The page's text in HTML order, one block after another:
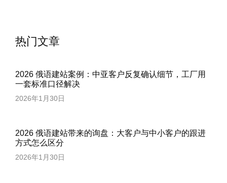
热门文章
2026 俄语建站案例：中亚客户反复确认细节，工厂用
一套标准口径解决
2026年1月30日
2026 俄语建站带来的询盘：大客户与中小客户的跟进
方式怎么区分
2026年1月30日